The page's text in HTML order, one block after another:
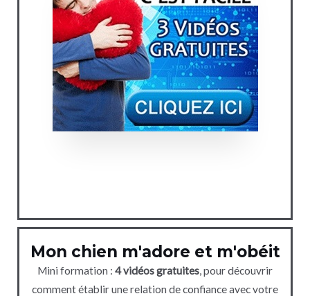
Mon chien m'adore et m'obéit
Mini formation : 4 vidéos gratuites , pour découvrir
comment établir une relation de confiance avec votre